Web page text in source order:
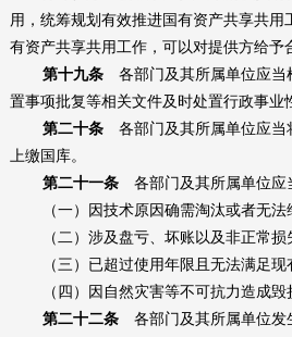
用，统筹规划有效推进国有资产共享共
有资产共享共用工作，可以对提供方给予
第十九条
各部门及其所属单位应
置事项批复等相关文件及时处置行政事业
第二十条
各部门及其所属单位应
上缴国库。
第二十一条
各部门及其所属单位应
（一）因技术原因确需淘汰或者无
（二）涉及盘亏、坏账以及非正常损
（三）已超过使用年限且无法满足现
（四）因自然灾害等不可抗力造成毁
第二十二条
各部门及其所属单位